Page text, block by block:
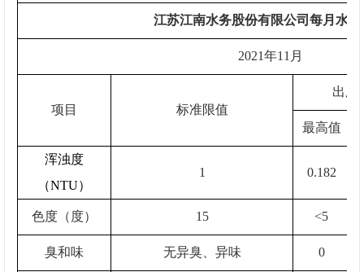
江苏江南水务股份有限公司每月水
2021年11 月
项目 标准限值
出厂
最高值
浑浊度
（NTU）
1 0.182
色度（度） 15 <5
臭和味 无异臭、异味 0